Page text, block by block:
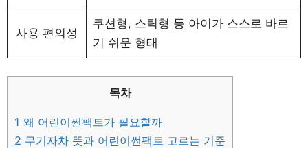
사용 편의성
쿠션형, 스틱형 등 아이가 스스로 바르
기 쉬운 형태
목차
1 왜 어린이썬팩트가 필요할까
2 무기자차 뜻과 어린이썬팩트 고르는 기준